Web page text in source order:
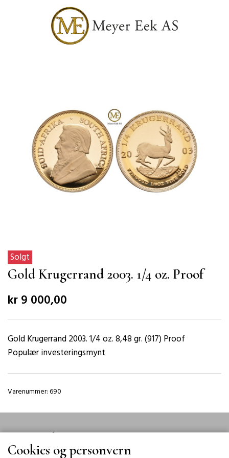
Solgt
Gold Krugerrand 2003. 1/4 oz. Proof
kr 9 000,00
Gold Krugerrand 2003. 1/4 oz. 8,48 gr. (917) Proof
Populær investeringsmynt
Varenummer: 690
Meyer Eek
Cookies og personvern